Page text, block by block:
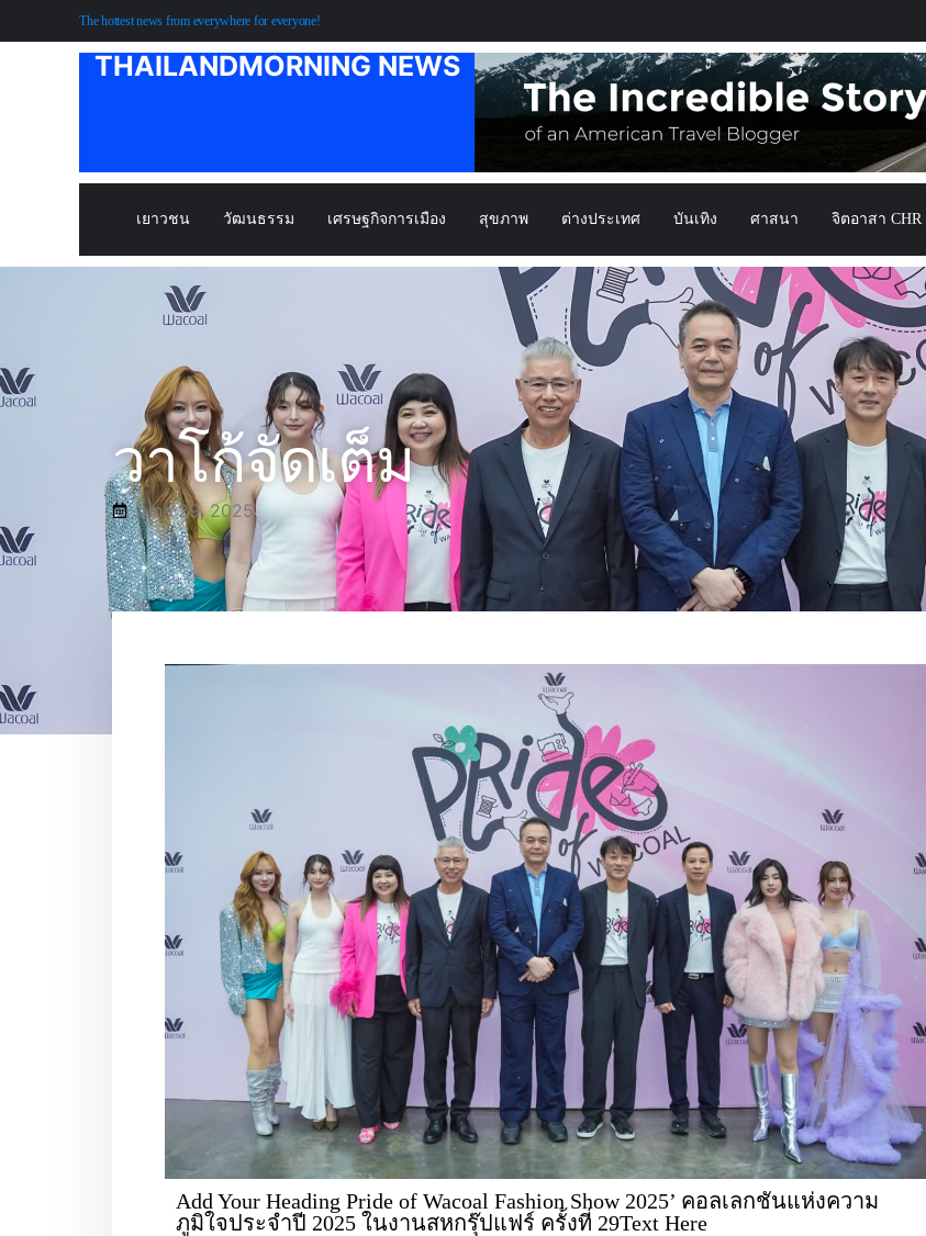
The hottest news from everywhere for everyone!
THAILANDMORNING NEWS
เยาวชน วัฒนธรรม เศรษฐกิจการเมือง สุขภาพ ต่างประเทศ บันเทิง ศาสนา จิตอาสา CHR
วาโก้จัดเต็ม
June 29, 2025
Add Your Heading Pride of Wacoal Fashion Show 2025’ คอลเลกชันแห่งความ
ภูมิใจประจำปี 2025 ในงานสหกรุ๊ปแฟร์ ครั้งที่ 29Text Here